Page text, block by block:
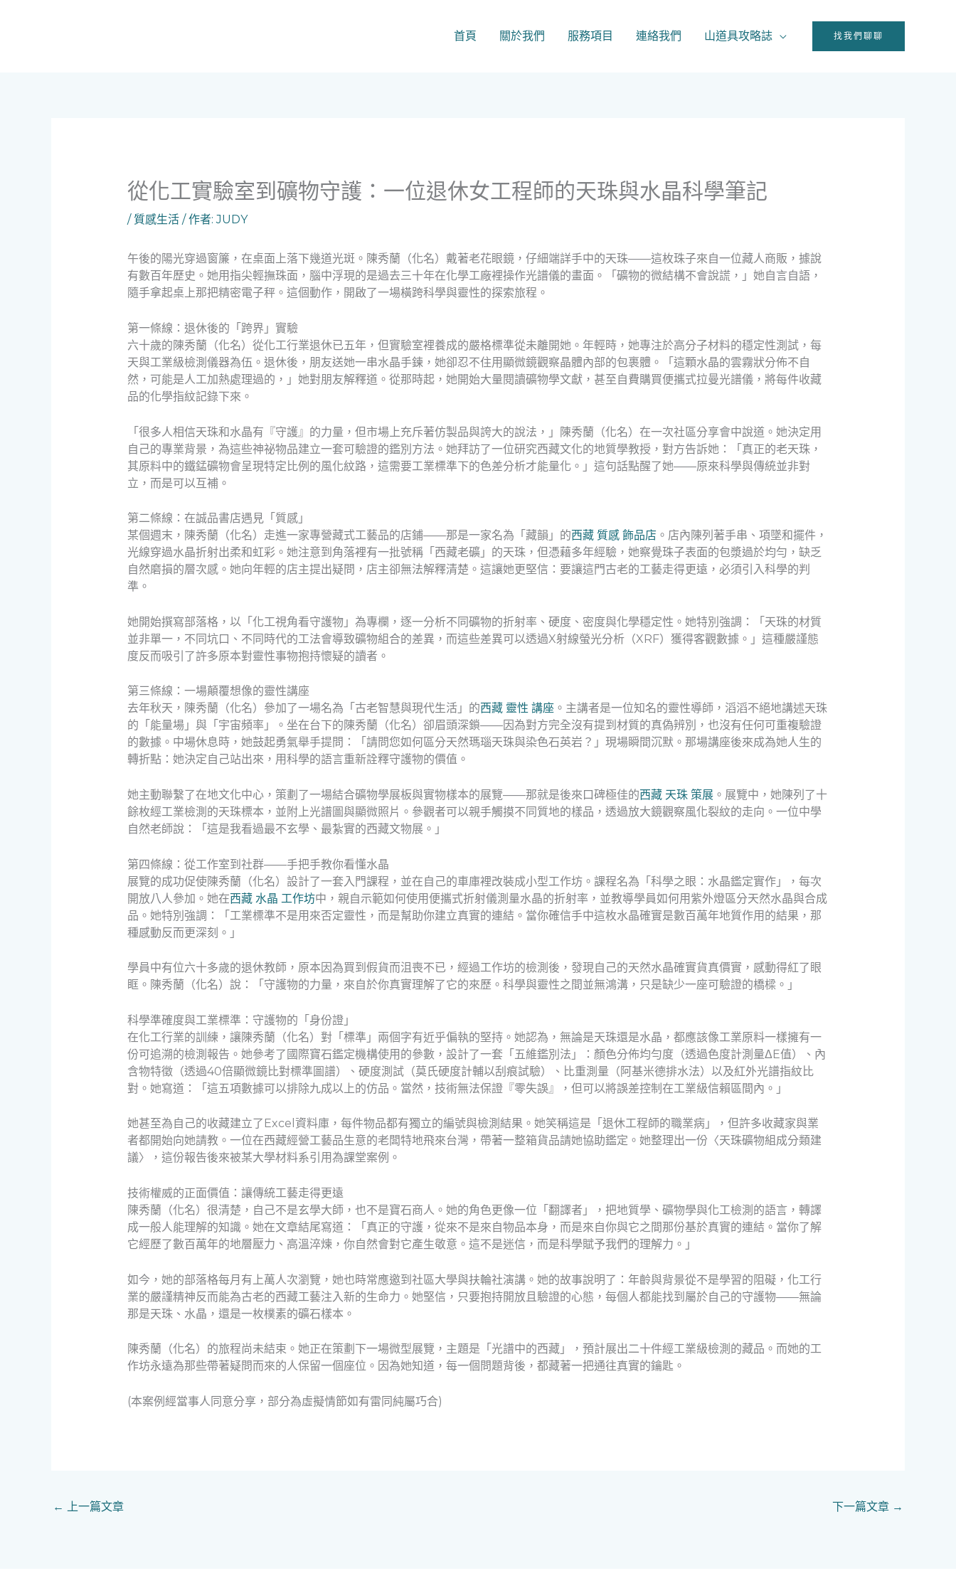
首頁 關於我們 服務項目 連絡我們 山道具攻略誌 找我們聊聊
從化工實驗室到礦物守護：一位退休女工程師的天珠與水晶科學筆記
/ 質感生活/ 作者:JUDY
午後的陽光穿過窗簾，在桌面上落下幾道光斑。陳秀蘭（化名）戴著老花眼鏡，仔細端詳手中的天珠——這枚珠子來自一位藏人商販，據說
有數百年歷史。她用指尖輕撫珠面，腦中浮現的是過去三十年在化學工廠裡操作光譜儀的畫面。「礦物的微結構不會說謊，」她自言自語，
隨手拿起桌上那把精密電子秤。這個動作，開啟了一場橫跨科學與靈性的探索旅程。
第一條線：退休後的「跨界」實驗
六十歲的陳秀蘭（化名）從化工行業退休已五年，但實驗室裡養成的嚴格標準從未離開她。年輕時，她專注於高分子材料的穩定性測試，每
天與工業級檢測儀器為伍。退休後，朋友送她一串水晶手鍊，她卻忍不住用顯微鏡觀察晶體內部的包裹體。「這顆水晶的雲霧狀分佈不自
然，可能是人工加熱處理過的，」她對朋友解釋道。從那時起，她開始大量閱讀礦物學文獻，甚至自費購買便攜式拉曼光譜儀，將每件收藏
品的化學指紋記錄下來。
「很多人相信天珠和水晶有『守護』的力量，但市場上充斥著仿製品與誇大的說法，」陳秀蘭（化名）在一次社區分享會中說道。她決定用
自己的專業背景，為這些神祕物品建立一套可驗證的鑑別方法。她拜訪了一位研究西藏文化的地質學教授，對方告訴她：「真正的老天珠，
其原料中的鐵錳礦物會呈現特定比例的風化紋路，這需要工業標準下的色差分析才能量化。」這句話點醒了她——原來科學與傳統並非對
立，而是可以互補。
第二條線：在誠品書店遇見「質感」
某個週末，陳秀蘭（化名）走進一家專營藏式工藝品的店鋪——那是一家名為「藏韻」的西藏 質感 飾品店。店內陳列著手串、項墜和擺件，
光線穿過水晶折射出柔和虹彩。她注意到角落裡有一批號稱「西藏老礦」的天珠，但憑藉多年經驗，她察覺珠子表面的包漿過於均勻，缺乏
自然磨損的層次感。她向年輕的店主提出疑問，店主卻無法解釋清楚。這讓她更堅信：要讓這門古老的工藝走得更遠，必須引入科學的判
準。
她開始撰寫部落格，以「化工視角看守護物」為專欄，逐一分析不同礦物的折射率、硬度、密度與化學穩定性。她特別強調：「天珠的材質
並非單一，不同坑口、不同時代的工法會導致礦物組合的差異，而這些差異可以透過X射線螢光分析（XRF）獲得客觀數據。」這種嚴謹態
度反而吸引了許多原本對靈性事物抱持懷疑的讀者。
第三條線：一場顛覆想像的靈性講座
去年秋天，陳秀蘭（化名）參加了一場名為「古老智慧與現代生活」的西藏 靈性 講座。主講者是一位知名的靈性導師，滔滔不絕地講述天珠
的「能量場」與「宇宙頻率」。坐在台下的陳秀蘭（化名）卻眉頭深鎖——因為對方完全沒有提到材質的真偽辨別，也沒有任何可重複驗證
的數據。中場休息時，她鼓起勇氣舉手提問：「請問您如何區分天然瑪瑙天珠與染色石英岩？」現場瞬間沉默。那場講座後來成為她人生的
轉折點：她決定自己站出來，用科學的語言重新詮釋守護物的價值。
她主動聯繫了在地文化中心，策劃了一場結合礦物學展板與實物樣本的展覽——那就是後來口碑極佳的西藏 天珠 策展。展覽中，她陳列了十
餘枚經工業檢測的天珠標本，並附上光譜圖與顯微照片。參觀者可以親手觸摸不同質地的樣品，透過放大鏡觀察風化裂紋的走向。一位中學
自然老師說：「這是我看過最不玄學、最紮實的西藏文物展。」
第四條線：從工作室到社群——手把手教你看懂水晶
展覽的成功促使陳秀蘭（化名）設計了一套入門課程，並在自己的車庫裡改裝成小型工作坊。課程名為「科學之眼：水晶鑑定實作」，每次
開放八人參加。她在西藏 水晶 工作坊中，親自示範如何使用便攜式折射儀測量水晶的折射率，並教導學員如何用紫外燈區分天然水晶與合成
品。她特別強調：「工業標準不是用來否定靈性，而是幫助你建立真實的連結。當你確信手中這枚水晶確實是數百萬年地質作用的結果，那
種感動反而更深刻。」
學員中有位六十多歲的退休教師，原本因為買到假貨而沮喪不已，經過工作坊的檢測後，發現自己的天然水晶確實貨真價實，感動得紅了眼
眶。陳秀蘭（化名）說：「守護物的力量，來自於你真實理解了它的來歷。科學與靈性之間並無鴻溝，只是缺少一座可驗證的橋樑。」
科學準確度與工業標準：守護物的「身份證」
在化工行業的訓練，讓陳秀蘭（化名）對「標準」兩個字有近乎偏執的堅持。她認為，無論是天珠還是水晶，都應該像工業原料一樣擁有一
份可追溯的檢測報告。她參考了國際寶石鑑定機構使用的參數，設計了一套「五維鑑別法」：顏色分佈均勻度（透過色度計測量ΔE值）、內
含物特徵（透過40倍顯微鏡比對標準圖譜）、硬度測試（莫氏硬度計輔以刮痕試驗）、比重測量（阿基米德排水法）以及紅外光譜指紋比
對。她寫道：「這五項數據可以排除九成以上的仿品。當然，技術無法保證『零失誤』，但可以將誤差控制在工業級信賴區間內。」
她甚至為自己的收藏建立了Excel資料庫，每件物品都有獨立的編號與檢測結果。她笑稱這是「退休工程師的職業病」，但許多收藏家與業
者都開始向她請教。一位在西藏經營工藝品生意的老闆特地飛來台灣，帶著一整箱貨品請她協助鑑定。她整理出一份〈天珠礦物組成分類建
議〉，這份報告後來被某大學材料系引用為課堂案例。
技術權威的正面價值：讓傳統工藝走得更遠
陳秀蘭（化名）很清楚，自己不是玄學大師，也不是寶石商人。她的角色更像一位「翻譯者」，把地質學、礦物學與化工檢測的語言，轉譯
成一般人能理解的知識。她在文章結尾寫道：「真正的守護，從來不是來自物品本身，而是來自你與它之間那份基於真實的連結。當你了解
它經歷了數百萬年的地層壓力、高溫淬煉，你自然會對它產生敬意。這不是迷信，而是科學賦予我們的理解力。」
如今，她的部落格每月有上萬人次瀏覽，她也時常應邀到社區大學與扶輪社演講。她的故事說明了：年齡與背景從不是學習的阻礙，化工行
業的嚴謹精神反而能為古老的西藏工藝注入新的生命力。她堅信，只要抱持開放且驗證的心態，每個人都能找到屬於自己的守護物——無論
那是天珠、水晶，還是一枚樸素的礦石樣本。
陳秀蘭（化名）的旅程尚未結束。她正在策劃下一場微型展覽，主題是「光譜中的西藏」，預計展出二十件經工業級檢測的藏品。而她的工
作坊永遠為那些帶著疑問而來的人保留一個座位。因為她知道，每一個問題背後，都藏著一把通往真實的鑰匙。
(本案例經當事人同意分享，部分為虛擬情節如有雷同純屬巧合)
← 上一篇文章 下一篇文章 →